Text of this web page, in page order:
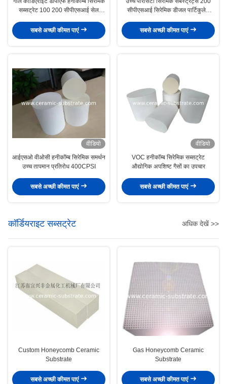
सब्सट्रेट 100 200 सीपीएसआई सेल
सबसे अच्छी कीमत पाएं
सीपीएसआई सिरेमिक डीजल पार्टिकुलेट
सबसे अच्छी कीमत पाएं
वीडियो
आईएसओ वीओसी हनीकॉम्ब सिरेमिक समर्थन
उच्च तापमान प्रतिरोध 400CPSI
सबसे अच्छी कीमत पाएं
वीडियो
VOC हनीकॉम्ब सिरेमिक सब्सट्रेट
औद्योगिक अपशिष्ट गैसों का उपचार
सबसे अच्छी कीमत पाएं
कॉर्डियराइट सब्सट्रेट अधिक देखें >>
Custom Honeycomb Ceramic
Substrate
सबसे अच्छी कीमत पाएं
Gas Honeycomb Ceramic
Substrate
सबसे अच्छी कीमत पाएं